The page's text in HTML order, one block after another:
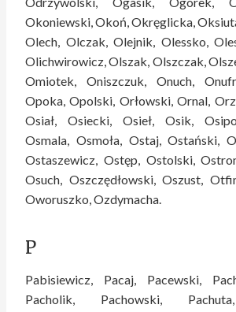
Okoniewski, Okoń, Okręglicka,
Olech, Olczak, Olejnik, Olessko,
Olichwirowicz, Olszak, Olszczak,
Omiotek, Oniszczuk, Onuch,
Opoka, Opolski, Orłowski, Ornal,
Osiał, Osiecki, Osieł, Osik,
Osmala, Osmoła, Ostaj, Ostański,
Ostaszewicz, Ostęp, Ostolski,
Osuch, Oszczędłowski, Oszust,
Oworuszko, Ozdymacha.
P
Pabisiewicz, Pacaj, Pacewski,
Pacholik, Pachowski,